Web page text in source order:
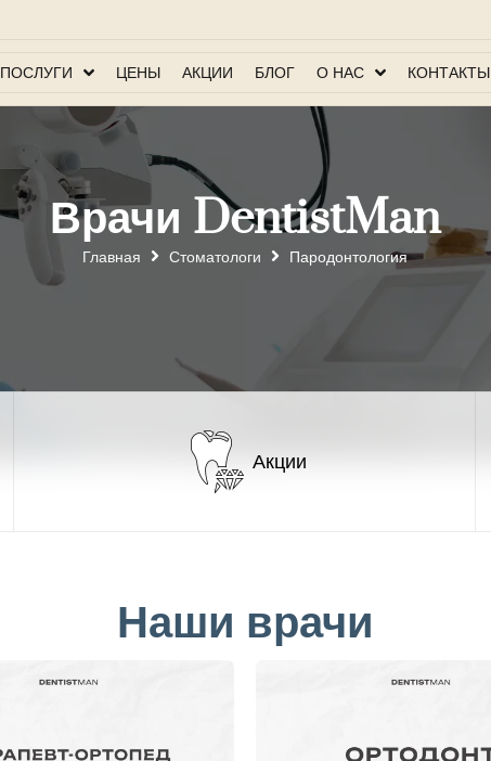
ПОСЛУГИ ЦЕНЫ АКЦИИ БЛОГ О НАС КОНТАКТЫ
Врачи DentistMan
Главная Стоматологи Пародонтология
Акции
Наши врачи